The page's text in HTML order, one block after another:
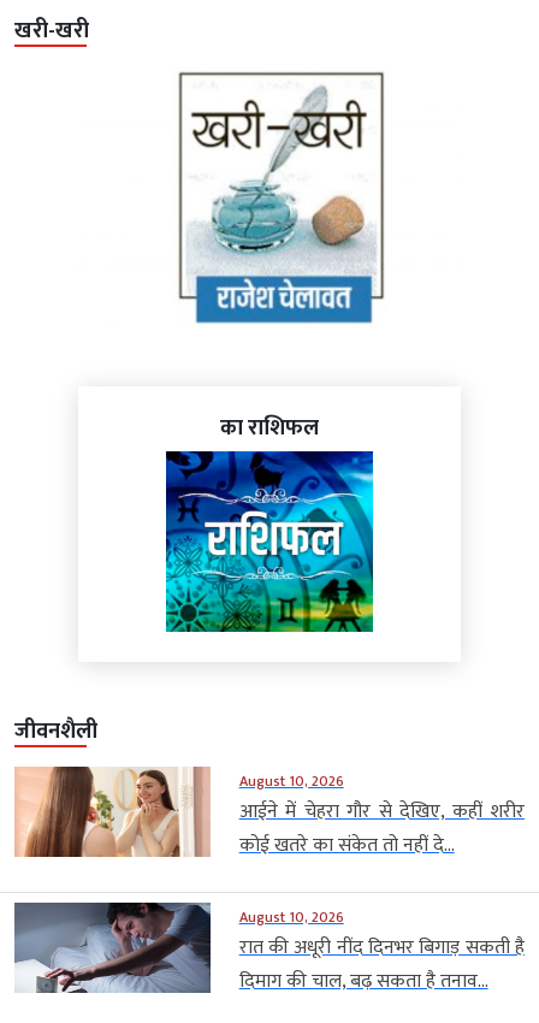
खरी-खरी
का राशिफल
जीवनशैली
August 10, 2026
आईने में चेहरा गौर से देखिए, कहीं शरीर
कोई खतरे का संकेत तो नहीं दे...
August 10, 2026
रात की अधूरी नींद दिनभर बिगाड़ सकती है
दिमाग की चाल, बढ़ सकता है तनाव...